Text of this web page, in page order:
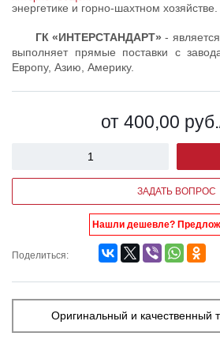
энергетике и горно-шахтном хозяйстве.
ГК «ИНТЕРСТАНДАРТ» -
выполняет прямые поставки с
Европу, Азию, Америку.
от 400,00 руб.
ЗАДАТЬ ВОПРОС
Нашли дешевле?
Поделиться:
Оригинальный и качественный